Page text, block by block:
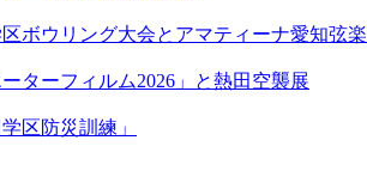
ボウリング大会とアマティーナ愛知弦
ーターフィルム2026」と熱田空襲展
区防災訓練」